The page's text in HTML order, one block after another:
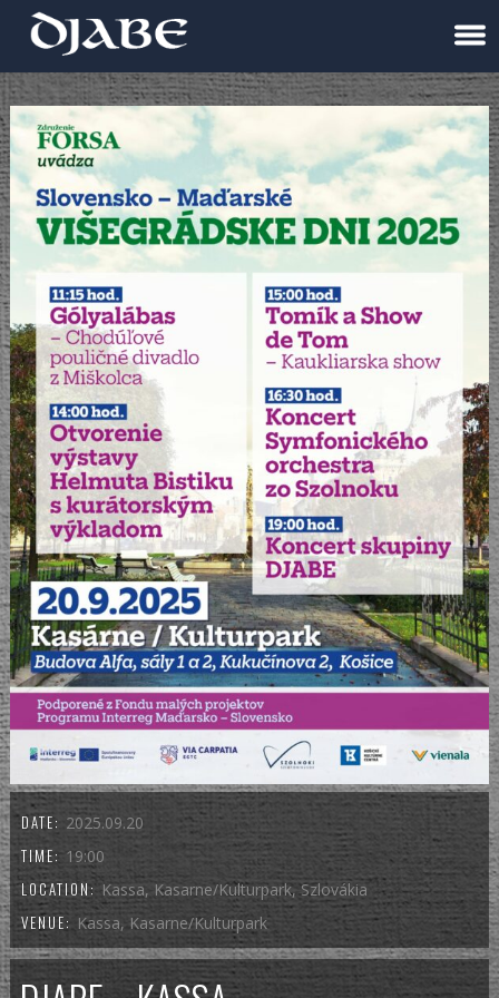
DATE: 2025.09.20
TIME: 19:00
LOCATION: Kassa, Kasarne/Kulturpark, Szlovákia
VENUE: Kassa, Kasarne/Kulturpark